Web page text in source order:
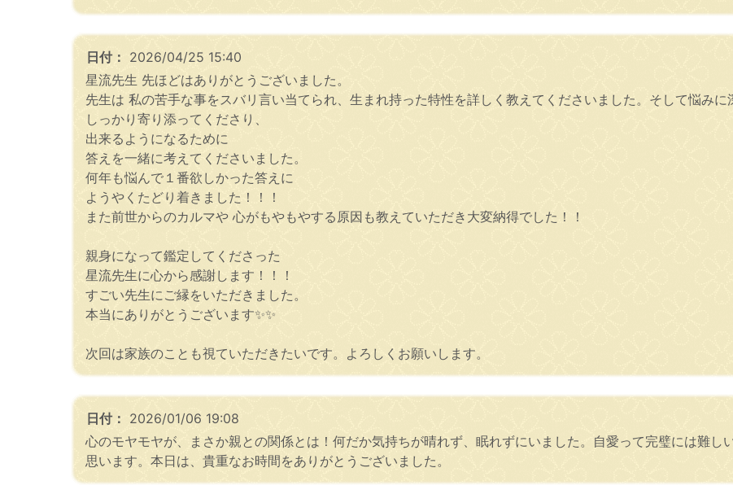
日付： 2026/04/25 15:40
星流先生 先ほどはありがとうございました。
先生は 私の苦手な事をスバリ言い当てられ、生まれ持った特性を詳しく教えてくださいました。そして悩みに
しっかり寄り添ってくださり、
出来るようになるために
答えを一緒に考えてくださいました。
何年も悩んで１番欲しかった答えに
ようやくたどり着きました！！！
また前世からのカルマや 心がもやもやする原因も教えていただき大変納得でした！！
親身になって鑑定してくださった
星流先生に心から感謝します！！！
すごい先生にご縁をいただきました。
本当にありがとうございます✨️✨️
次回は家族のことも視ていただきたいです。よろしくお願いします。
日付： 2026/01/06 19:08
心のモヤモヤが、まさか親との関係とは！何だか気持ちが晴れず、眠れずにいました。自愛って完璧には難し
思います。本日は、貴重なお時間をありがとうございました。